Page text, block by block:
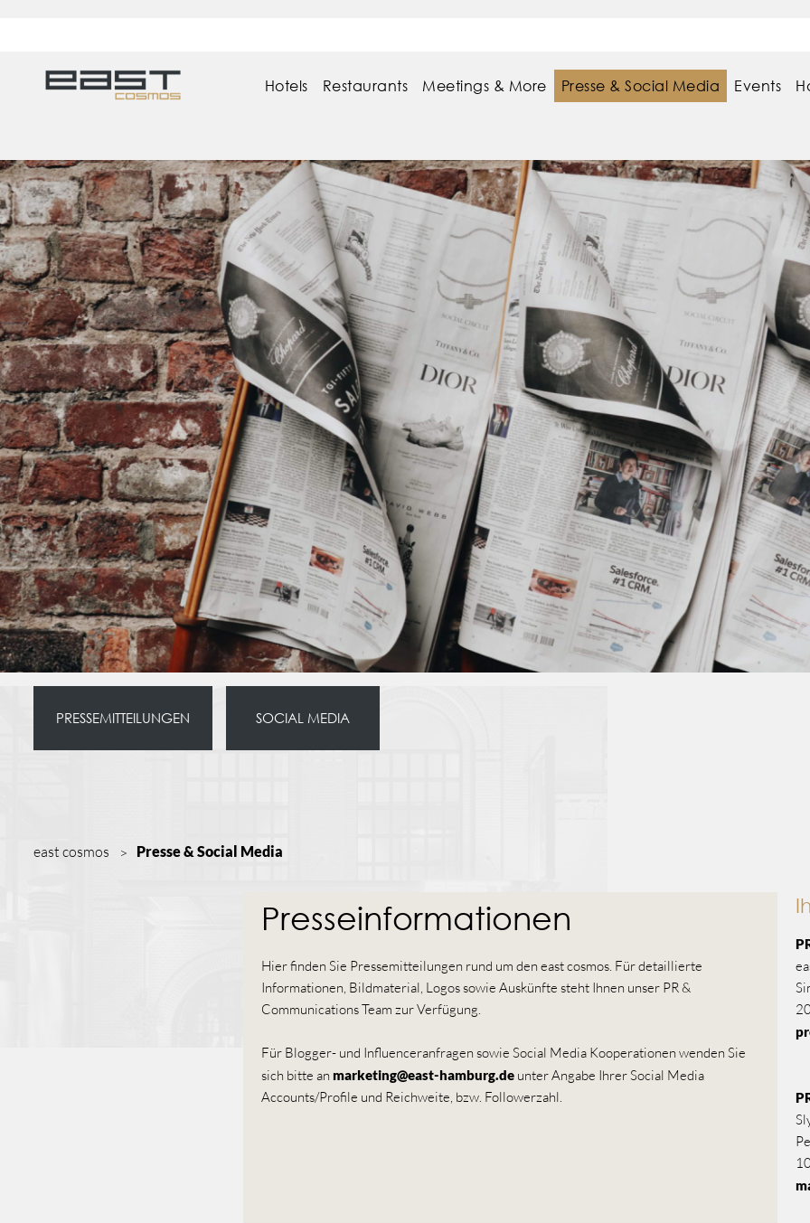
Logo East Cosmos
Hotels Restaurants Meetings & More Presse & Social Media Events
PRESSEMITTEILUNGEN SOCIAL MEDIA
east cosmos Presse & Social Media
Presseinformationen
Hier finden Sie Pressemitteilungen rund um den east cosmos. Für detaillierte
Informationen, Bildmaterial, Logos sowie Auskünfte steht Ihnen unser PR &
Communications Team zur Verfügung.
Für Blogger- und Influenceranfragen sowie Social Media Kooperationen wenden Sie
sich bitte an marketing@east-hamburg.de unter Angabe Ihrer Social Media
Accounts/Profile und Reichweite, bzw. Followerzahl.